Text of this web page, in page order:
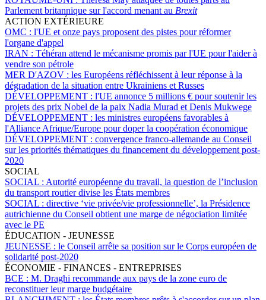
Parlement britannique sur l'accord menant au Brexit
ACTION EXTÉRIEURE
OMC : l'UE et onze pays proposent des pistes pour réformer
l'organe d'appel
IRAN : Téhéran attend le mécanisme promis par l'UE pour l'aider à
vendre son pétrole
MER D'AZOV : les Européens réfléchissent à leur réponse à la
dégradation de la situation entre Ukrainiens et Russes
DÉVELOPPEMENT : l'UE annonce 5 millions € pour soutenir les
projets des prix Nobel de la paix Nadia Murad et Denis Mukwege
DÉVELOPPEMENT : les ministres européens favorables à
l'Alliance Afrique/Europe pour doper la coopération économique
DÉVELOPPEMENT : convergence franco-allemande au Conseil
sur les priorités thématiques du financement du développement post-
2020
SOCIAL
SOCIAL : Autorité européenne du travail, la question de l’inclusion
du transport routier divise les États membres
SOCIAL : directive ‘vie privée/vie professionnelle’, la Présidence
autrichienne du Conseil obtient une marge de négociation limitée
avec le PE
ÉDUCATION - JEUNESSE
JEUNESSE : le Conseil arrête sa position sur le Corps européen de
solidarité post-2020
ÉCONOMIE - FINANCES - ENTREPRISES
BCE : M. Draghi recommande aux pays de la zone euro de
reconstituer leur marge budgétaire